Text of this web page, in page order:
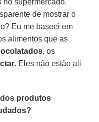
de mostrar o
Eu me baseei em
alimentos que as
, os
. Eles não estão ali
produtos